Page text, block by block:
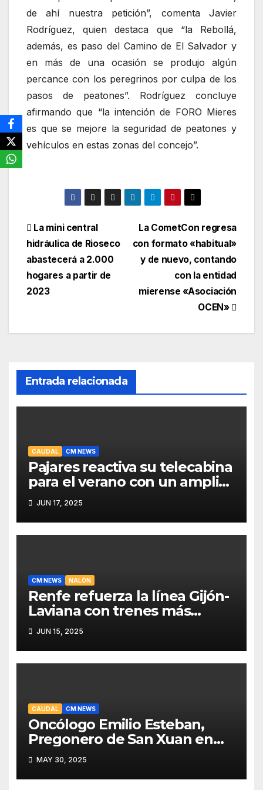
de ahí nuestra petición”, comenta Javier
Rodríguez, quien destaca que “la Rebollá,
además, es paso del Camino de El Salvador y
en más de una ocasión se produjo algún
percance con los peregrinos por culpa de los
pasos de peatones”. Rodríguez concluye
afirmando que “la intención de FORO Mieres
es que se mejore la seguridad de peatones y
vehículos en estas zonas del concejo”.
Navegación
de
entradas
La CometCon regresa
con formato «habitual»
y de nuevo, contando
con la entidad
mierense «Asociación
OCEN»
La mini central
hidráulica de Rioseco
abastecerá a 2.000
hogares a partir de
2023
Entrada relacionada
CAUDAL CM NEWS
Pajares reactiva su telecabina
para el verano con un amplio
programa de actividades
JUN 17, 2025
CM NEWS NALÓN
Renfe refuerza la línea Gijón-
Laviana con trenes más
fiables y mejor servicio para
recuperar viajeros
JUN 15, 2025
CAUDAL CM NEWS
Oncólogo Emilio Esteban,
Pregonero de San Xuan en
Mieres: Un Honor para Turón
y el HUCA
MAY 30, 2025